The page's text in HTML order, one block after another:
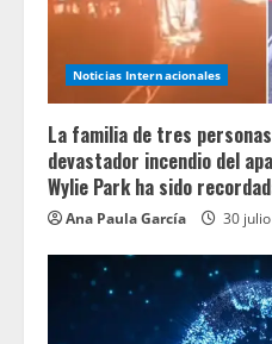
Noticias Internacionales
La familia de tres
devastador incendio del
Wylie Park ha sido
Ana Paula García 30